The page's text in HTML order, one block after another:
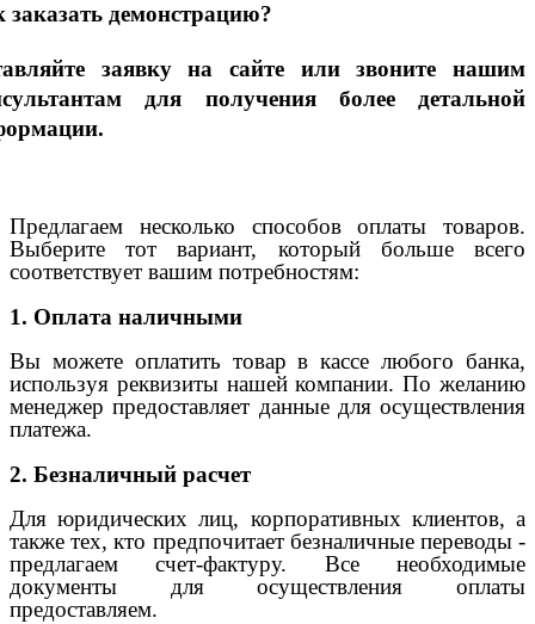
заказать демонстрацию?
заявку на сайте или звоните нашим
для получения более детальной
Предлагаем несколько способов оплаты товаров.
Выберите тот вариант, который больше всего
соответствует вашим потребностям:
1. Оплата наличными
Вы можете оплатить товар в кассе любого банка,
используя реквизиты нашей компании. По желанию
менеджер предоставляет данные для осуществления
платежа.
2. Безналичный расчет
Для юридических лиц, корпоративных клиентов, а
также тех, кто предпочитает безналичные переводы -
предлагаем счет-фактуру. Все необходимые
документы для осуществления оплаты
предоставляем.